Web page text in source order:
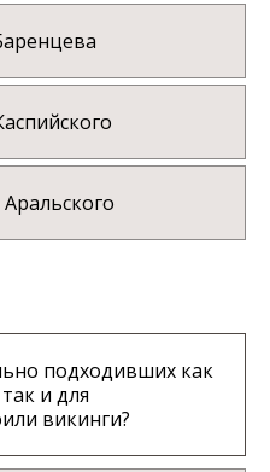
подходивших как
и для
викинги?